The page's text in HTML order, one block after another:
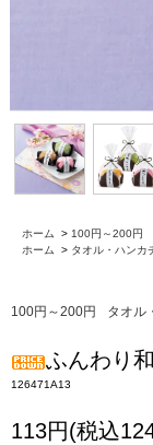
ホーム > 100円～200円
ホーム
> タオル・ハンカ
100円～200円 タオル
ふんわり
126471A13
113円(税込